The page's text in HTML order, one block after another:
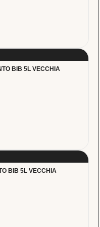
BIB 5L VECCHIA
BIB 5L VECCHIA